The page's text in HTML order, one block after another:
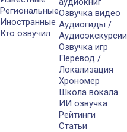
Региональные
Иностранные
Кто озвучил
Озвучка видео
Аудиогиды /
Аудиоэкскурсии
Озвучка игр
Перевод /
Локализация
Хрономер
Школа вокала
ИИ озвучка
Рейтинги
Статьи